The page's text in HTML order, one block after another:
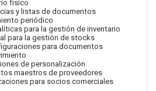
físico
y listas de documentos
periódico
para la gestión de inventario
para la gestión de stocks
para documentos
de personalización
maestros de proveedores
para socios comerciales